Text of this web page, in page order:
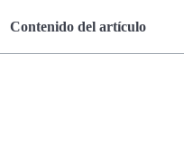
Contenido del artículo